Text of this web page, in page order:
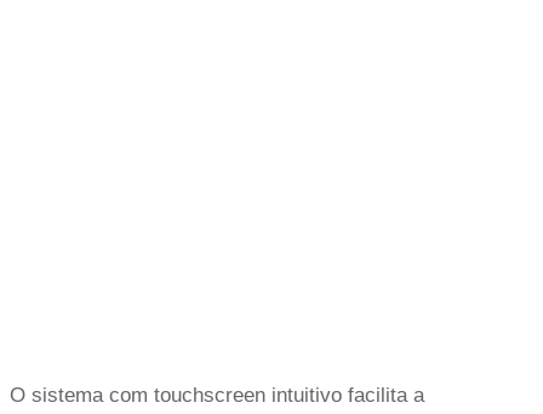
O sistema com touchscreen intuitivo facilita a